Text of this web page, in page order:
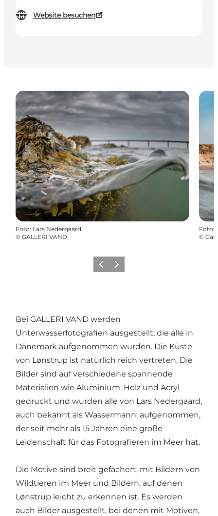
Website besuchen
Foto: Lars Nedergaard
© GALLERI VAND
Foto:
©
ZurückWeiter
Bei GALLERI VAND werden
Unterwasserfotografien ausgestellt, die alle in
Dänemark aufgenommen wurden. Die Küste
von Lønstrup ist natürlich reich vertreten. Die
Bilder sind auf verschiedene spannende
Materialien wie Aluminium, Holz und Acryl
gedruckt und wurden alle von Lars Nedergaard,
auch bekannt als Wassermann, aufgenommen,
der seit mehr als 15 Jahren eine große
Leidenschaft für das Fotografieren im Meer hat.
Die Motive sind breit gefächert, mit Bildern von
Wildtieren im Meer und Bildern, auf denen
Lønstrup leicht zu erkennen ist. Es werden
auch Bilder ausgestellt, bei denen mit Motiven,